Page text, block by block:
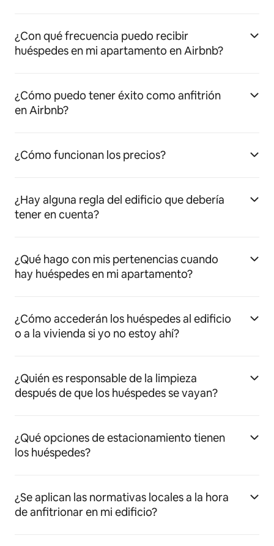
¿Con qué frecuencia puedo recibir
huéspedes en mi apartamento en Airbnb?
¿Cómo puedo tener éxito como anfitrión
en Airbnb?
¿Cómo funcionan los precios?
¿Hay alguna regla del edificio que debería
tener en cuenta?
¿Qué hago con mis pertenencias cuando
hay huéspedes en mi apartamento?
¿Cómo accederán los huéspedes al edificio
o a la vivienda si yo no estoy ahí?
¿Quién es responsable de la limpieza
después de que los huéspedes se vayan?
¿Qué opciones de estacionamiento tienen
los huéspedes?
¿Se aplican las normativas locales a la hora
de anfitrionar en mi edificio?